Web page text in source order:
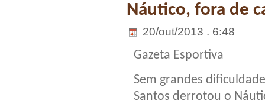
Náutico, fora de
20/out/2013 . 6:48
Gazeta Esportiva
Sem grandes
Santos derrotou o